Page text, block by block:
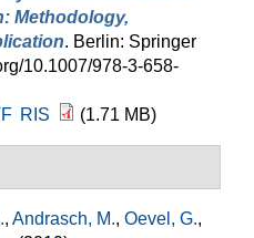
Methodology,
. Berlin: Springer
10.1007/978-3-658-
RIS (1.71 MB)
, Andrasch, M., Oevel, G.,